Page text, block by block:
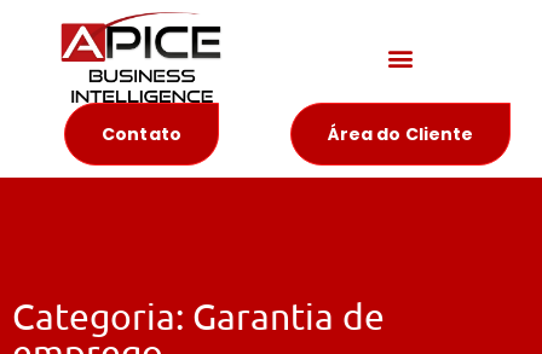
Contato Área do Cliente
Categoria: Garantia de